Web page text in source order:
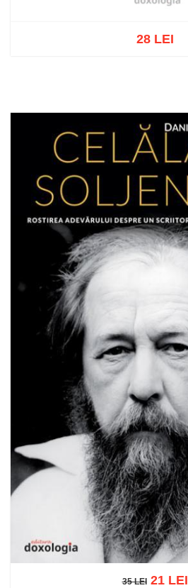
28 LEI
35 LEI
35 LEI21 LEI